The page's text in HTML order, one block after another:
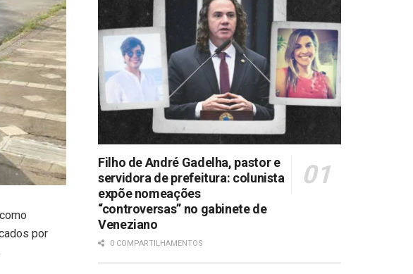
por
Filho de André Gadelha, pastor e
servidora de prefeitura: colunista
expõe nomeações
“controversas” no gabinete de
Veneziano
0 COMPARTILHAMENTOS